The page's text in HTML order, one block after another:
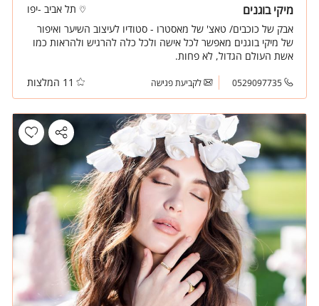
מיקי בוגנים
תל אביב -יפו
אבק של כוכבים/ טאצ' של מאסטרו - סטודיו לעיצוב השיער ואיפור
של מיקי בוגנים מאפשר לכל אישה ולכל כלה להרגיש ולהראות כמו
אשת העולם הגדול, לא פחות.
0529097735 לקביעת פגישה 11 המלצות